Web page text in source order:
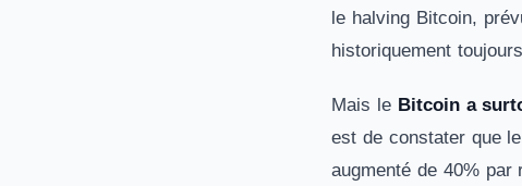
le halving Bitcoin,
historiquement
Mais le Bitcoin a
est de constater que
augmenté de 40% par